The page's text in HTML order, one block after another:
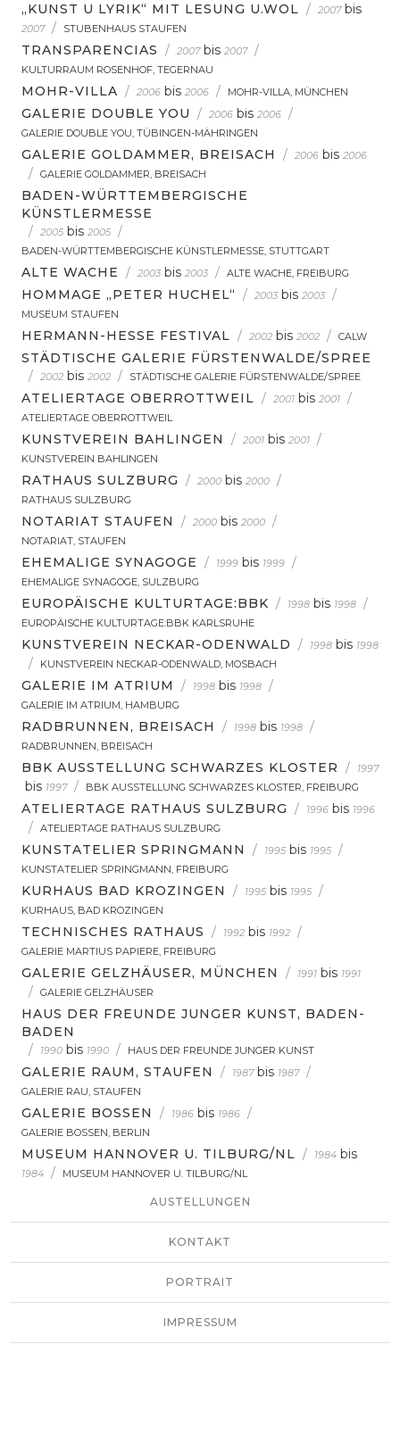
„KUNST U LYRIK“ MIT LESUNG U.WOL / 2007 bis
2007 / STUBENHAUS STAUFEN
TRANSPARENCIAS / 2007 bis 2007 /
KULTURRAUM ROSENHOF, TEGERNAU
MOHR-VILLA / 2006 bis 2006 / MOHR-VILLA, MÜNCHEN
GALERIE DOUBLE YOU / 2006 bis 2006 /
GALERIE DOUBLE YOU, TÜBINGEN-MÄHRINGEN
GALERIE GOLDAMMER, BREISACH / 2006 bis 2006
/ GALERIE GOLDAMMER, BREISACH
BADEN-WÜRTTEMBERGISCHE
KÜNSTLERMESSE
/ 2005 bis 2005 /
BADEN-WÜRTTEMBERGISCHE KÜNSTLERMESSE, STUTTGART
ALTE WACHE / 2003 bis 2003 / ALTE WACHE, FREIBURG
HOMMAGE „PETER HUCHEL“ / 2003 bis 2003 /
MUSEUM STAUFEN
HERMANN-HESSE FESTIVAL / 2002 bis 2002 / CALW
STÄDTISCHE GALERIE FÜRSTENWALDE/SPREE
/ 2002 bis 2002 / STÄDTISCHE GALERIE FÜRSTENWALDE/SPREE
ATELIERTAGE OBERROTTWEIL / 2001 bis 2001 /
ATELIERTAGE OBERROTTWEIL
KUNSTVEREIN BAHLINGEN / 2001 bis 2001 /
KUNSTVEREIN BAHLINGEN
RATHAUS SULZBURG / 2000 bis 2000 /
RATHAUS SULZBURG
NOTARIAT STAUFEN / 2000 bis 2000 /
NOTARIAT, STAUFEN
EHEMALIGE SYNAGOGE / 1999 bis 1999 /
EHEMALIGE SYNAGOGE, SULZBURG
EUROPÄISCHE KULTURTAGE:BBK / 1998 bis 1998 /
EUROPÄISCHE KULTURTAGE:BBK KARLSRUHE
KUNSTVEREIN NECKAR-ODENWALD / 1998 bis 1998
/ KUNSTVEREIN NECKAR-ODENWALD, MOSBACH
GALERIE IM ATRIUM / 1998 bis 1998 /
GALERIE IM ATRIUM, HAMBURG
RADBRUNNEN, BREISACH / 1998 bis 1998 /
RADBRUNNEN, BREISACH
BBK AUSSTELLUNG SCHWARZES KLOSTER / 1997
bis 1997 / BBK AUSSTELLUNG SCHWARZES KLOSTER, FREIBURG
ATELIERTAGE RATHAUS SULZBURG / 1996 bis 1996
/ ATELIERTAGE RATHAUS SULZBURG
KUNSTATELIER SPRINGMANN / 1995 bis 1995 /
KUNSTATELIER SPRINGMANN, FREIBURG
KURHAUS BAD KROZINGEN / 1995 bis 1995 /
KURHAUS, BAD KROZINGEN
TECHNISCHES RATHAUS / 1992 bis 1992 /
GALERIE MARTIUS PAPIERE, FREIBURG
GALERIE GELZHÄUSER, MÜNCHEN / 1991 bis 1991
/ GALERIE GELZHÄUSER
HAUS DER FREUNDE JUNGER KUNST, BADEN-
BADEN
/
1990 bis 1990 / HAUS DER FREUNDE JUNGER KUNST
GALERIE RAUM, STAUFEN / 1987 bis 1987 /
GALERIE RAU, STAUFEN
GALERIE BOSSEN / 1986 bis 1986 /
GALERIE BOSSEN, BERLIN
MUSEUM HANNOVER U. TILBURG/NL / 1984 bis
1984 / MUSEUM HANNOVER U. TILBURG/NL
AUSTELLUNGEN
KONTAKT
PORTRAIT
IMPRESSUM